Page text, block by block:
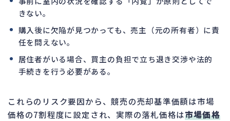
きない。
購入後に欠陥が見つかっても、売主（元の所有者）に責
任を問えない。
居住者がいる場合、買主の負担で立ち退き交渉や法的
手続きを行う必要がある。
これらのリスク要因から、競売の売却基準価額は市場
価格の7割程度に設定され、実際の落札価格は市場価格